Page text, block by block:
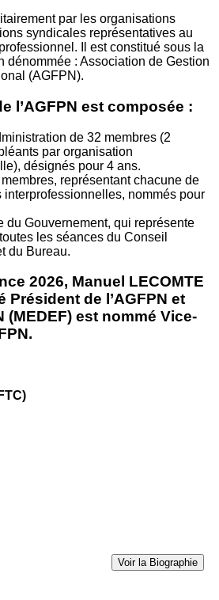
par les organisations
syndicales représentatives au
Il est constitué sous la
dénommée : Association de Gestion
(AGFPN).
l’AGFPN est composée :
de 32 membres (2
par organisation
désignés pour 4 ans.
représentant chacune de
interprofessionnelles, nommés pour
du Gouvernement, qui représente
les séances du Conseil
du Bureau.
2026, Manuel LECOMTE
Président de l’AGFPN et
(MEDEF) est nommé Vice-
Voir la Biographie